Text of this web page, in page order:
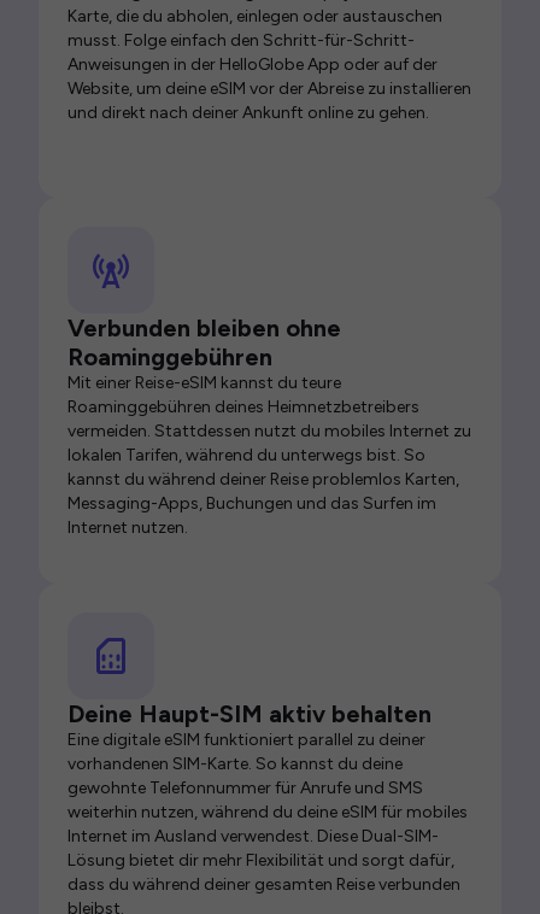
Karte, die du abholen, einlegen oder austauschen
musst. Folge einfach den Schritt-für-Schritt-
Anweisungen in der HelloGlobe App oder auf der
Website, um deine eSIM vor der Abreise zu installieren
und direkt nach deiner Ankunft online zu gehen.
Verbunden bleiben ohne
Roaminggebühren
Mit einer Reise-eSIM kannst du teure
Roaminggebühren deines Heimnetzbetreibers
vermeiden. Stattdessen nutzt du mobiles Internet zu
lokalen Tarifen, während du unterwegs bist. So
kannst du während deiner Reise problemlos Karten,
Messaging-Apps, Buchungen und das Surfen im
Internet nutzen.
Deine Haupt-SIM aktiv behalten
Eine digitale eSIM funktioniert parallel zu deiner
vorhandenen SIM-Karte. So kannst du deine
gewohnte Telefonnummer für Anrufe und SMS
weiterhin nutzen, während du deine eSIM für mobiles
Internet im Ausland verwendest. Diese Dual-SIM-
Lösung bietet dir mehr Flexibilität und sorgt dafür,
dass du während deiner gesamten Reise verbunden
bleibst.